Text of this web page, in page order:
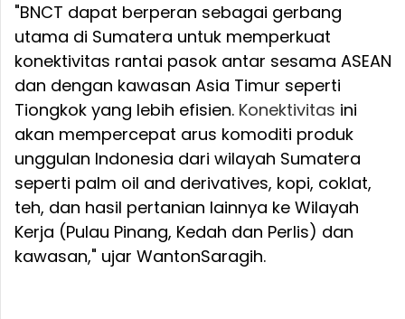
"BNCT dapat berperan sebagai gerbang
utama di Sumatera untuk memperkuat
konektivitas rantai pasok antar sesama ASEAN
dan dengan kawasan Asia Timur seperti
Tiongkok yang lebih efisien. Konektivitas ini
akan mempercepat arus komoditi produk
unggulan Indonesia dari wilayah Sumatera
seperti palm oil and derivatives, kopi, coklat,
teh, dan hasil pertanian lainnya ke Wilayah
Kerja (Pulau Pinang, Kedah dan Perlis) dan
kawasan," ujar WantonSaragih.